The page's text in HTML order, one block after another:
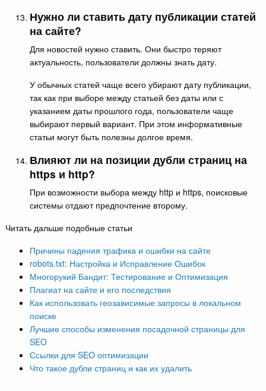
Нужно ли ставить дату публикации статей
на сайте?
Для новостей нужно ставить. Они быстро теряют
актуальность, пользователи должны знать дату.
У обычных статей чаще всего убирают дату публикации,
так как при выборе между статьей без даты или с
указанием даты прошлого года, пользователи чаще
выбирают первый вариант. При этом информативные
статьи могут быть полезны долгое время.
Влияют ли на позиции дубли страниц на
https и http?
При возможности выбора между http и https, поисковые
системы отдают предпочтение второму.
Читать дальше подобные статьи
Причины падения трафика и ошибки на сайте
robots.txt: Настройка и Исправление Ошибок
Многорукий Бандит: Тестирование и Оптимизация
Плагиат на сайте и его последствия
Как использовать геозависимые запросы в локальном
поиске
Лучшие способы изменения посадочной страницы для
SEO
Ссылки для SEO оптимизации
Что такое дубли страниц и как их удалить